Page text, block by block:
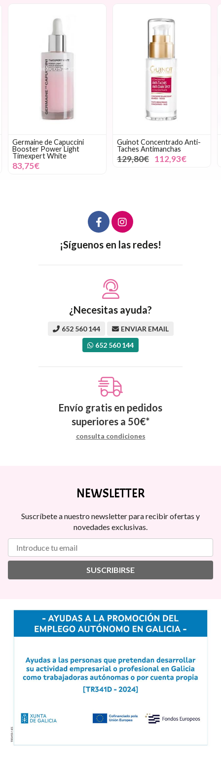
Germaine de Capuccini
Booster Power Light
Timexpert White
83,75€
Guinot Concentrado Anti-
Taches Antimanchas
129,80€ 112,93€
¡Síguenos en las redes!
¿Necesitas ayuda?
652 560 144
ENVIAR EMAIL
652 560 144
Envío gratis en pedidos
superiores a 50€*
consulta condiciones
NEWSLETTER
Suscríbete a nuestro newsletter para recibir ofertas y
novedades exclusivas.
SUSCRIBIRSE